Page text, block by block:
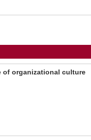
of organizational culture